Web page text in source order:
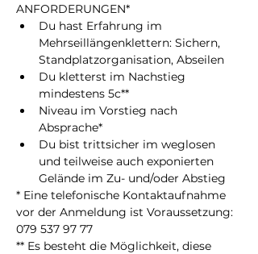
ANFORDERUNGEN*
Du hast Erfahrung im
Mehrseillängenklettern: Sichern,
Standplatzorganisation, Abseilen
Du kletterst im Nachstieg
mindestens 5c**
Niveau im Vorstieg nach
Absprache*
Du bist trittsicher im weglosen
und teilweise auch exponierten
Gelände im Zu- und/oder Abstieg
* Eine telefonische Kontaktaufnahme
vor der Anmeldung ist Voraussetzung:
079 537 97 77
** Es besteht die Möglichkeit, diese